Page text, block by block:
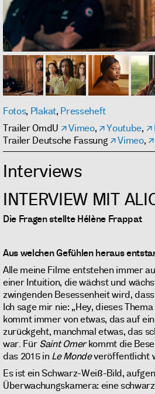
Fotos, Plakat, Presseheft
Trailer OmdU
Vimeo, Youtube,
Trailer Deutsche Fassung
Vimeo,
Interviews
INTERVIEW MIT
Die Fragen stellte Hélène Frappat
Aus welchen Gefühlen heraus
Alle meine Filme entstehen immer
einer Intuition, die wächst und
zwingenden Besessenheit wird,
Ich sage mir nie: „Hey, dieses
kommt immer von etwas, das auf
zurückgeht, manchmal etwas, das
war. FürSaint Omerkommt die
das 2015 inLe Mondeveröffentlicht
Es ist ein Schwarz-Weiß-Bild,
Überwachungskamera: eine